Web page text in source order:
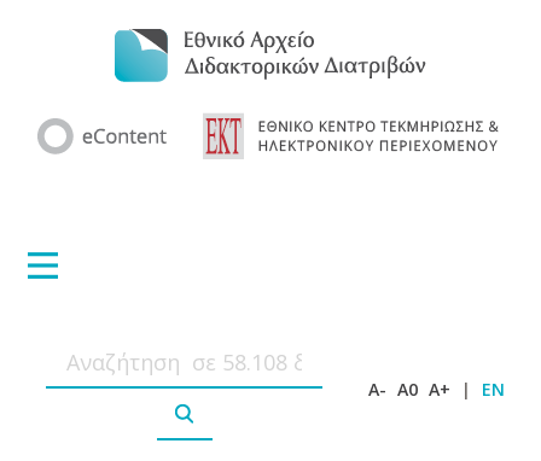
A- A0 A+ | EN